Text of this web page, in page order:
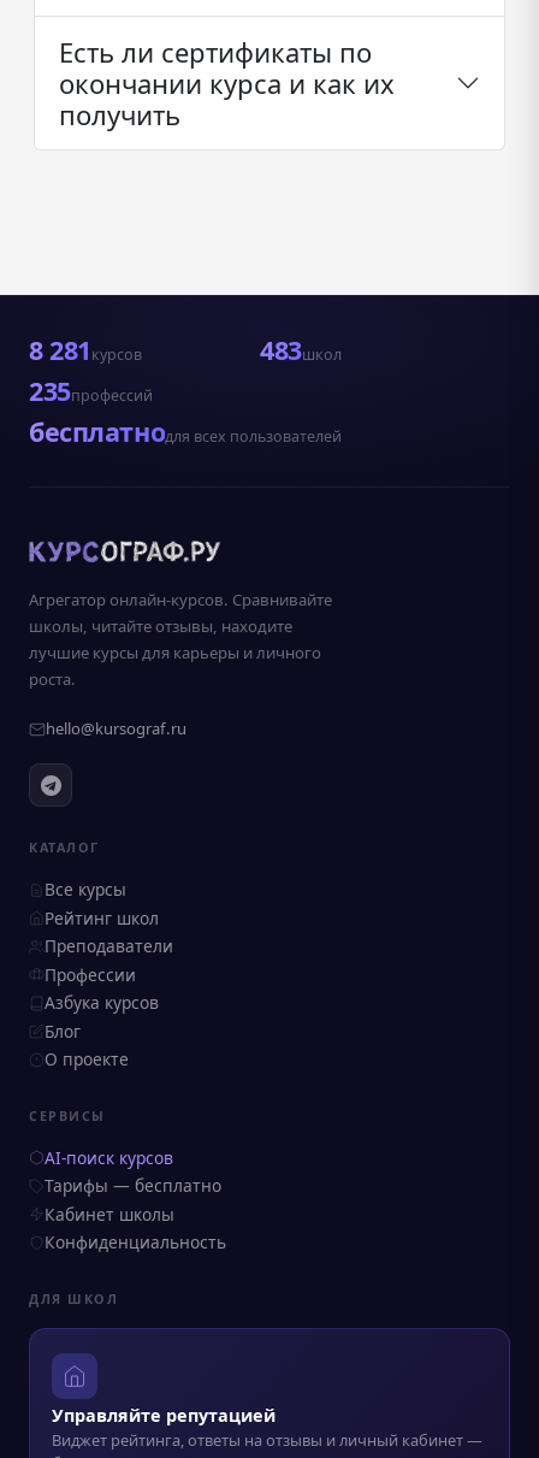
Есть ли сертификаты по
окончании курса и как их
получить
8 281 курсов 483школ
235профессий
бесплатнодля всех пользователей
Агрегатор онлайн-курсов. Сравнивайте
школы, читайте отзывы, находите
лучшие курсы для карьеры и личного
роста.
hello@kursograf.ru
КАТАЛОГ
Все курсы
Рейтинг школ
Преподаватели
Профессии
Азбука курсов
Блог
О проекте
СЕРВИСЫ
AI-поиск курсов
Тарифы — бесплатно
Кабинет школы
Конфиденциальность
ДЛЯ ШКОЛ
Управляйте репутацией
Виджет рейтинга, ответы на отзывы и личный кабинет —